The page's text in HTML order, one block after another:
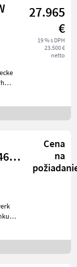
27.965
€
19 % s DPH
23.500 €
netto
Cena
na